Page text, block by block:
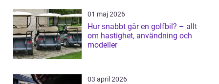
01 maj 2026
Hur snabbt går en golfbil? – allt
om hastighet, användning och
modeller
03 april 2026